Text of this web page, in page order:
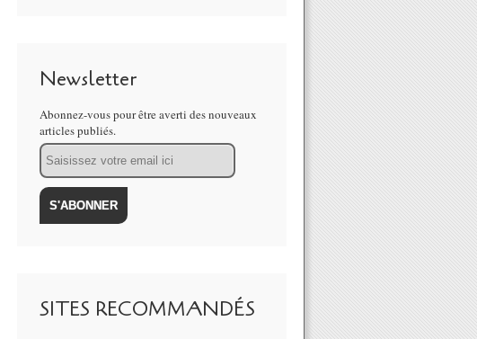
Newsletter
Abonnez-vous pour être averti des nouveaux
articles publiés.
Email
SITES RECOMMANDÉS